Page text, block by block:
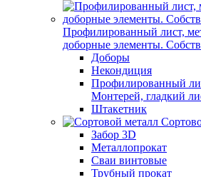
Профилированный лист,
доборные элементы.
Доборы
Некондиция
Профилированный
Монтерей, гладкий
Штакетник
Забор 3D
Металлопрокат
Сваи винтовые
Трубный прокат